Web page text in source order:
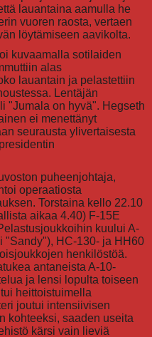
lauantaina aamulla he
vuoren raosta, vertaen
löytämiseen aavikolta.
kuvaamalla sotilaiden
alas
lauantain ja pelastettiin
Lentäjän
"Jumala on hyvä". Hegseth
ei menettänyt
seurausta ylivertaisesta
puheenjohtaja,
operaatiosta
Torstaina kello 22.10
aikaa 4.40) F-15E
kuului A-
"Sandy"), HC-130- ja HH60
henkilöstöä.
antaneista A-10-
ja lensi lopulta toiseen
heittoistuimella
joutui intensiivisen
kohteeksi, saaden useita
kärsi vain lieviä